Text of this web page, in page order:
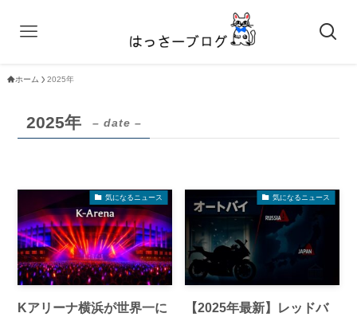
ホーム 2025年
2025年 – date –
気になるニュース
Kアリーナ横浜が世界一に
気になるニュース
【2025年最新】レッドバ